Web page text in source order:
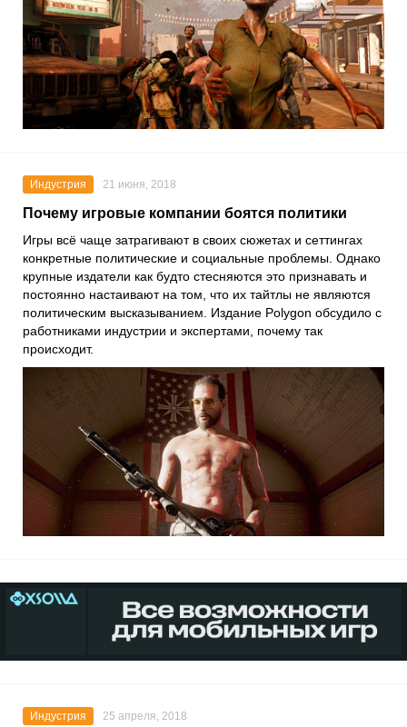
Индустрия 21 июня, 2018
Почему игровые компании боятся политики
Игры всё чаще затрагивают в своих сюжетах и сеттингах
конкретные политические и социальные проблемы. Однако
крупные издатели как будто стесняются это признавать и
постоянно настаивают на том, что их тайтлы не являются
политическим высказыванием. Издание Polygon обсудило с
работниками индустрии и экспертами, почему так
происходит.
Индустрия 25 апреля, 2018